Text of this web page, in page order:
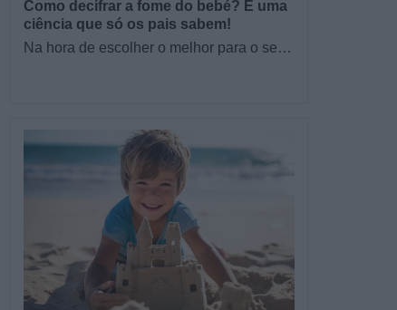
Como decifrar a fome do bebé? É uma
ciência que só os pais sabem!
Na hora de escolher o melhor para o seu